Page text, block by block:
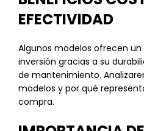
EFECTIVIDAD
Algunos modelos ofrecen
inversión gracias a su
de mantenimiento.
modelos y por qué
compra.